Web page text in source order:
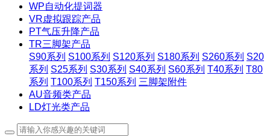
WP自动化提词器
VR虚拟跟踪产品
PT气压升降产品
TR三脚架产品
S90系列 S100系列 S120系列 S180系列 S260系列 S20
系列 S25系列 S30系列 S40系列 S60系列 T40系列 T80
系列 T100系列 T150系列 三脚架附件
AU音频类产品
LD灯光类产品